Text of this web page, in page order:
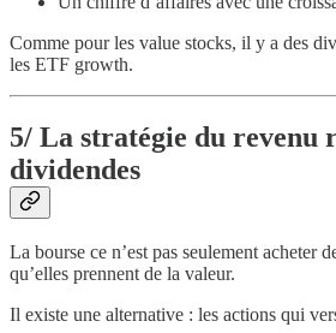
Comme pour les value stocks, il y a des
les ETF growth.
5/ La stratégie du revenu
dividendes
La bourse ce n’est pas seulement acheter
qu’elles prennent de la valeur.
Il existe une alternative : les actions qui